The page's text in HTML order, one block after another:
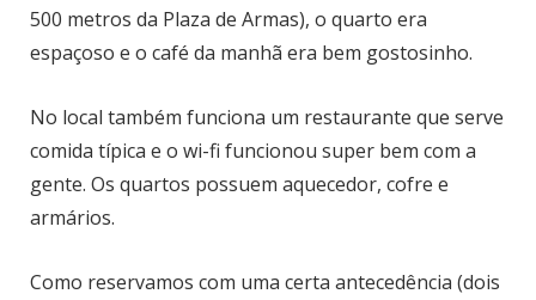
500 metros da Plaza de Armas), o quarto era
espaçoso e o café da manhã era bem gostosinho.
No local também funciona um restaurante que serve
comida típica e o wi-fi funcionou super bem com a
gente. Os quartos possuem aquecedor, cofre e
armários.
Como reservamos com uma certa antecedência (dois